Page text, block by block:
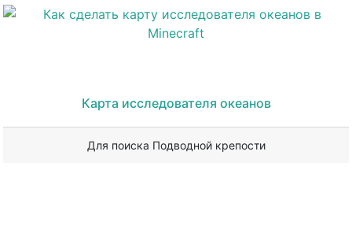
Карта исследователя океанов
Для поиска Подводной крепости